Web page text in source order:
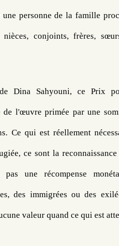
personne de la famille
nièces, conjoints, frères,
Dina Sahyouni, ce Prix
de l'œuvre primée par une
Ce qui est réellement
ce sont la
une récompense
des immigrées ou des
valeur quand ce qui est